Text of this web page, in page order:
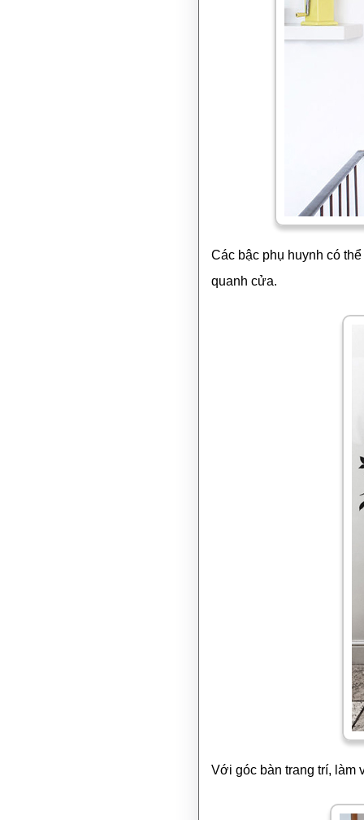
Các bậc phụ huynh có
quanh cửa.
Với góc bàn trang trí, làm